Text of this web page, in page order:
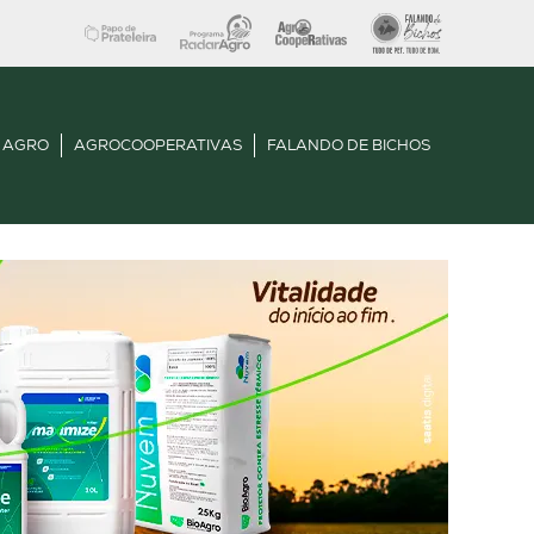
AGROCOOPERATIVAS FALANDO DE BICHOS